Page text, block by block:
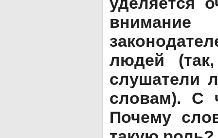
людей
слушатели
словам). С
Почему